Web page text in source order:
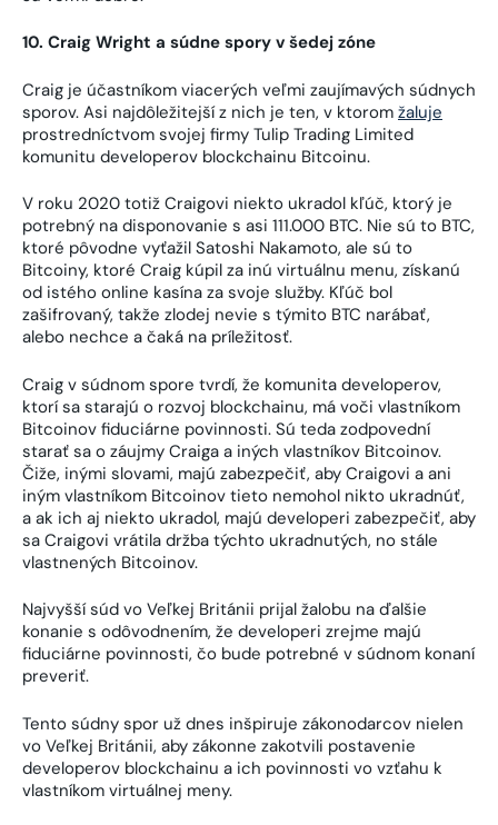
10. Craig Wright a súdne spory v šedej zóne
Craig je účastníkom viacerých veľmi zaujímavých súdnych
sporov. Asi najdôležitejší z nich je ten, v ktorom žaluje
prostredníctvom svojej firmy Tulip Trading Limited
komunitu developerov blockchainu Bitcoinu.
V roku 2020 totiž Craigovi niekto ukradol kľúč, ktorý je
potrebný na disponovanie s asi 111.000 BTC. Nie sú to BTC,
ktoré pôvodne vyťažil Satoshi Nakamoto, ale sú to
Bitcoiny, ktoré Craig kúpil za inú virtuálnu menu, získanú
od istého online kasína za svoje služby. Kľúč bol
zašifrovaný, takže zlodej nevie s týmito BTC narábať,
alebo nechce a čaká na príležitosť.
Craig v súdnom spore tvrdí, že komunita developerov,
ktorí sa starajú o rozvoj blockchainu, má voči vlastníkom
Bitcoinov fiduciárne povinnosti. Sú teda zodpovední
starať sa o záujmy Craiga a iných vlastníkov Bitcoinov.
Čiže, inými slovami, majú zabezpečiť, aby Craigovi a ani
iným vlastníkom Bitcoinov tieto nemohol nikto ukradnúť,
a ak ich aj niekto ukradol, majú developeri zabezpečiť, aby
sa Craigovi vrátila držba týchto ukradnutých, no stále
vlastnených Bitcoinov.
Najvyšší súd vo Veľkej Británii prijal žalobu na ďalšie
konanie s odôvodnením, že developeri zrejme majú
fiduciárne povinnosti, čo bude potrebné v súdnom konaní
preveriť.
Tento súdny spor už dnes inšpiruje zákonodarcov nielen
vo Veľkej Británii, aby zákonne zakotvili postavenie
developerov blockchainu a ich povinnosti vo vzťahu k
vlastníkom virtuálnej meny.